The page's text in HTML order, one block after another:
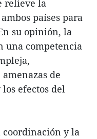
relieve la
países para
su opinión, la
una competencia
de
efectos del
coordinación y la